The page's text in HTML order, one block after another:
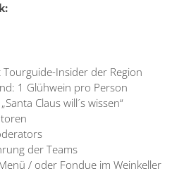
Insider der Region
1 Glühwein pro Person
Claus will´s wissen“
der Teams
/ oder Fondue im Weinkeller